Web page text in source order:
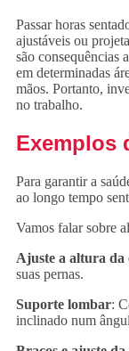
Passar horas
ajustáveis ou
são consequências
em determinadas
mãos. Portanto,
no trabalho.
Exemplos
Para garantir a
ao longo tempo
Vamos falar sobre
Ajuste a altura da
suas pernas.
Suporte lombar:
inclinado num